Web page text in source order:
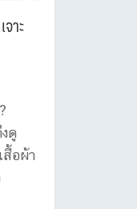
าะ
ดู
สื้อผ้า